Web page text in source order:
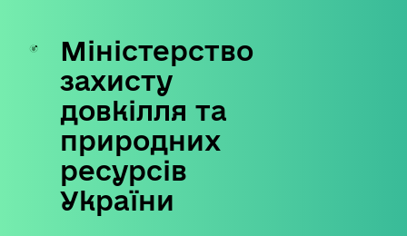
Skip
content
Міністерство
захисту
довкілля та
природних
ресурсів
України